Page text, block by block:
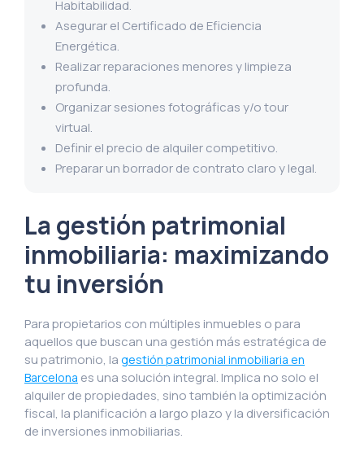
Habitabilidad.
Asegurar el Certificado de Eficiencia
Energética.
Realizar reparaciones menores y limpieza
profunda.
Organizar sesiones fotográficas y/o tour
virtual.
Definir el precio de alquiler competitivo.
Preparar un borrador de contrato claro y legal.
La gestión patrimonial
inmobiliaria: maximizando
tu inversión
Para propietarios con múltiples inmuebles o para
aquellos que buscan una gestión más estratégica de
su patrimonio, la gestión patrimonial inmobiliaria en
Barcelona es una solución integral. Implica no solo el
alquiler de propiedades, sino también la optimización
fiscal, la planificación a largo plazo y la diversificación
de inversiones inmobiliarias.